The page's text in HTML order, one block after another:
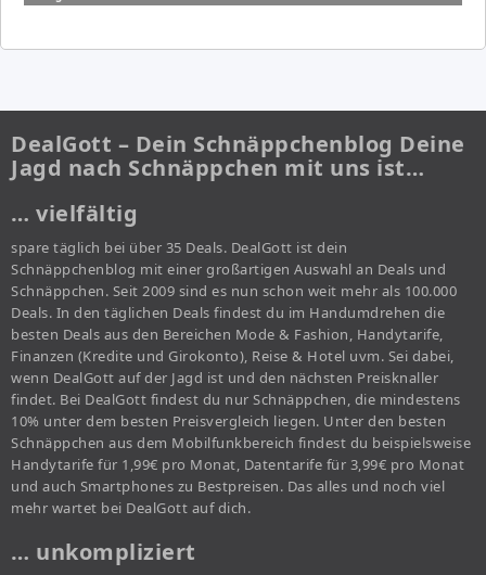
DealGott – Dein Schnäppchenblog Deine
Jagd nach Schnäppchen mit uns ist…
… vielfältig
spare täglich bei über 35 Deals. DealGott ist dein
Schnäppchenblog mit einer großartigen Auswahl an Deals und
Schnäppchen. Seit 2009 sind es nun schon weit mehr als 100.000
Deals. In den täglichen Deals findest du im Handumdrehen die
besten Deals aus den Bereichen Mode & Fashion, Handytarife,
Finanzen (Kredite und Girokonto), Reise & Hotel uvm. Sei dabei,
wenn DealGott auf der Jagd ist und den nächsten Preisknaller
findet. Bei DealGott findest du nur Schnäppchen, die mindestens
10% unter dem besten Preisvergleich liegen. Unter den besten
Schnäppchen aus dem Mobilfunkbereich findest du beispielsweise
Handytarife für 1,99€ pro Monat, Datentarife für 3,99€ pro Monat
und auch Smartphones zu Bestpreisen. Das alles und noch viel
mehr wartet bei DealGott auf dich.
… unkompliziert